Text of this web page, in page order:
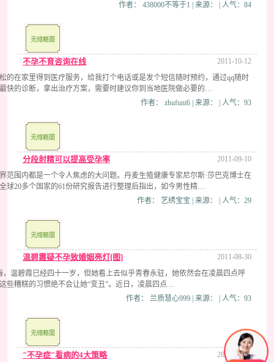
作者： 438000不等于1 | 来源： | 人气：84
2011-10-12
不孕不育咨询在线
的在家里得到医疗服务，给我打个电话或是发个短信随时预约，通过qq随时
快的诊断，拿出治疗方案，需要时建议你到当地医院做必要的…
作者： zhufuni6 | 来源： | 人气：93
2011-09-10
分段射精可以提高受孕率
范围内都是一个令人焦虑的大问题。丹麦生殖健康专家尼尔斯·莎巴克博士在
球20多个国家的61份研究报告进行整理后指出，如今男性精…
作者： 艺绣宝宝 | 来源： | 人气：29
2011-08-30
温碧霞疑不孕致婚姻亮灯[图]
，温碧霞已经四十一岁，但她看上去似乎青春永驻，她依然会在凌晨四点呼
些糟糕的习惯绝不会让她“变丑”。近日，凌晨四点…
作者： 兰质慧心999 | 来源： | 人气：93
2011-07-26
"不孕症"看病的4大策略